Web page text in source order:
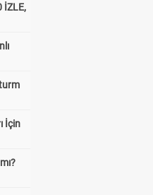
İZLE,
İçin